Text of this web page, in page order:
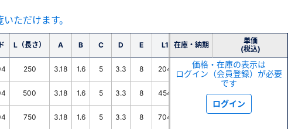
ただけます。
L（長さ） A B C D E L1 参考耐圧値(MPa) 固定曲げ半
在庫・納期
単価
(税込)
250 3.18 1.6 5 3.3 8 204 6.1 10
価格・在庫の表示は
ログイン（会員登録）が必要
です
ログイン
500 3.18 1.6 5 3.3 8 454 6.1
750 3.18 1.6 5 3.3 8 704